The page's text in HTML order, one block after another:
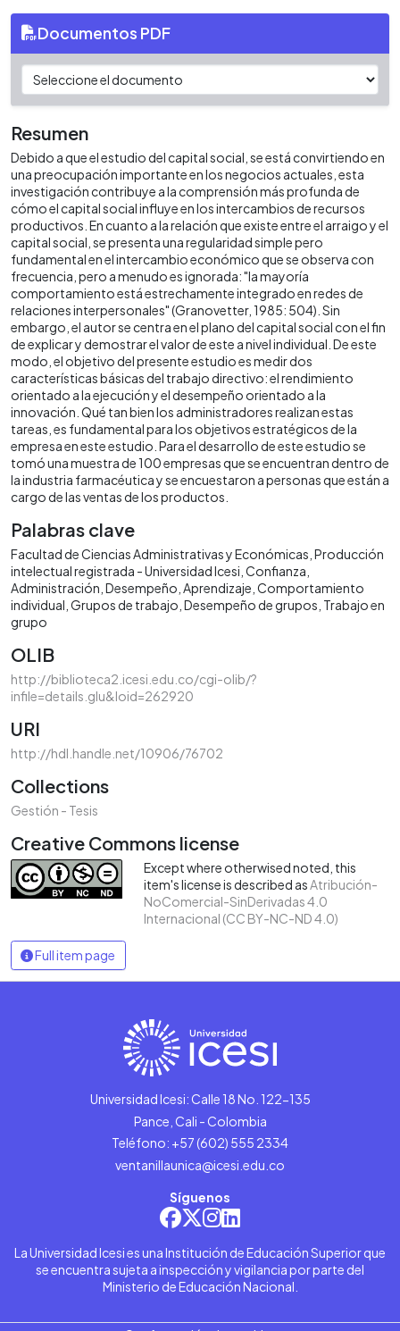
Documentos PDF
Resumen
Debido a que el estudio del capital social, se está convirtiendo en
una preocupación importante en los negocios actuales, esta
investigación contribuye a la comprensión más profunda de
cómo el capital social influye en los intercambios de recursos
productivos. En cuanto a la relación que existe entre el arraigo y el
capital social, se presenta una regularidad simple pero
fundamental en el intercambio económico que se observa con
frecuencia, pero a menudo es ignorada: "la mayoría
comportamiento está estrechamente integrado en redes de
relaciones interpersonales" (Granovetter, 1985: 504). Sin
embargo, el autor se centra en el plano del capital social con el fin
de explicar y demostrar el valor de este a nivel individual. De este
modo, el objetivo del presente estudio es medir dos
características básicas del trabajo directivo: el rendimiento
orientado a la ejecución y el desempeño orientado a la
innovación. Qué tan bien los administradores realizan estas
tareas, es fundamental para los objetivos estratégicos de la
empresa en este estudio. Para el desarrollo de este estudio se
tomó una muestra de 100 empresas que se encuentran dentro de
la industria farmacéutica y se encuestaron a personas que están a
cargo de las ventas de los productos.
Palabras clave
Facultad de Ciencias Administrativas y Económicas Producción
intelectual registrada - Universidad Icesi Confianza
Administración Desempeño Aprendizaje Comportamiento
individual Grupos de trabajo Desempeño de grupos Trabajo en
grupo
OLIB
http://biblioteca2.icesi.edu.co/cgi-olib/?
infile=details.glu&loid=262920
URI
http://hdl.handle.net/10906/76702
Collections
Gestión - Tesis
Creative Commons license
Except where otherwised noted, this
item's license is described asAtribución-
NoComercial-SinDerivadas 4.0
Internacional (CC BY-NC-ND 4.0)
Full item page
Universidad Icesi: Calle 18 No. 122-135
Pance, Cali - Colombia
Teléfono: +57 (602) 555 2334
ventanillaunica@icesi.edu.co
Síguenos
La Universidad Icesi es una Institución de Educación Superior que
se encuentra sujeta a inspección y vigilancia por parte del
Ministerio de Educación Nacional.